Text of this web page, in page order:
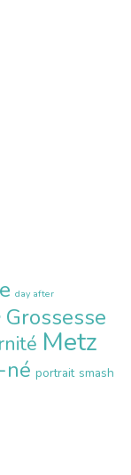
day after
Grossesse
Metz
né portrait smash